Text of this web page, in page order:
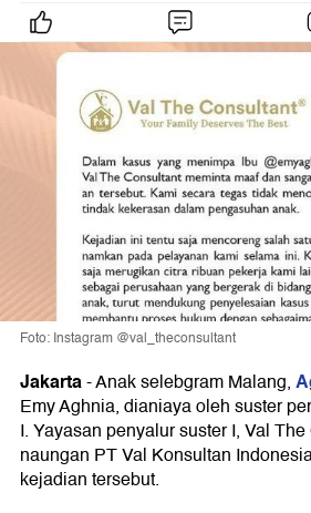
Foto: Instagram @val_theconsultant
Jakarta-Anak selebgram Malang,
Emy Aghnia, dianiaya oleh suster
I. Yayasan penyalur suster I, Val
naungan PT Val Konsultan
kejadian tersebut.